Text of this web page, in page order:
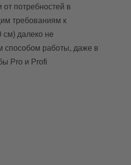
потребностей в
требованиям к
далеко не
способом работы, даже в
Pro и Profi